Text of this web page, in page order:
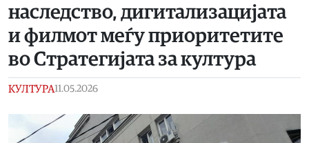
наследство, дигитализацијата
и филмот меѓу приоритетите
во Стратегијата за култура
КУЛТУРА11.05.2026